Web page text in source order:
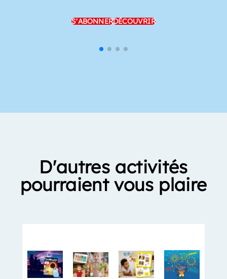
S'ABONNERDÉCOUVRIR
D'autres activités
pourraient vous plaire